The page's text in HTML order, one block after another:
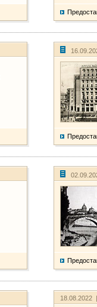
18.08.2022